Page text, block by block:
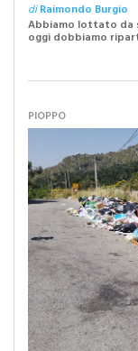
diRaimondo Burgio
Abbiamo lottato da
oggi dobbiamo
PIOPPO